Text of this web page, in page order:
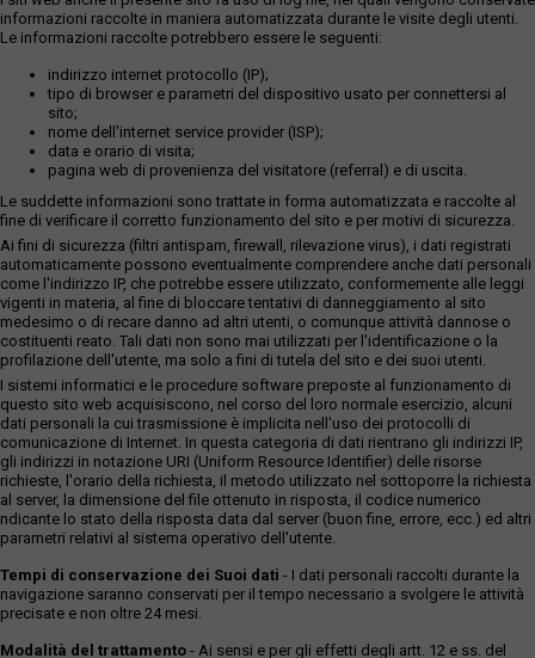
informazioni raccolte in maniera automatizzata durante le visite degli utenti.
Le informazioni raccolte potrebbero essere le seguenti:
indirizzo internet protocollo (IP);
tipo di browser e parametri del dispositivo usato per connettersi al
sito;
nome dell'internet service provider (ISP);
data e orario di visita;
pagina web di provenienza del visitatore (referral) e di uscita.
Le suddette informazioni sono trattate in forma automatizzata e raccolte al
fine di verificare il corretto funzionamento del sito e per motivi di sicurezza.
Ai fini di sicurezza (filtri antispam, firewall, rilevazione virus), i dati registrati
automaticamente possono eventualmente comprendere anche dati personali
come l'indirizzo IP, che potrebbe essere utilizzato, conformemente alle leggi
vigenti in materia, al fine di bloccare tentativi di danneggiamento al sito
medesimo o di recare danno ad altri utenti, o comunque attività dannose o
costituenti reato. Tali dati non sono mai utilizzati per l'identificazione o la
profilazione dell'utente, ma solo a fini di tutela del sito e dei suoi utenti.
I sistemi informatici e le procedure software preposte al funzionamento di
questo sito web acquisiscono, nel corso del loro normale esercizio, alcuni
dati personali la cui trasmissione è implicita nell'uso dei protocolli di
comunicazione di Internet. In questa categoria di dati rientrano gli indirizzi IP,
gli indirizzi in notazione URI (Uniform Resource Identifier) delle risorse
richieste, l'orario della richiesta, il metodo utilizzato nel sottoporre la richiesta
al server, la dimensione del file ottenuto in risposta, il codice numerico
ndicante lo stato della risposta data dal server (buon fine, errore, ecc.) ed altri
parametri relativi al sistema operativo dell'utente.
Tempi di conservazione dei Suoi dati - I dati personali raccolti durante la
navigazione saranno conservati per il tempo necessario a svolgere le attività
precisate e non oltre 24 mesi.
Modalità del trattamento - Ai sensi e per gli effetti degli artt. 12 e ss. del